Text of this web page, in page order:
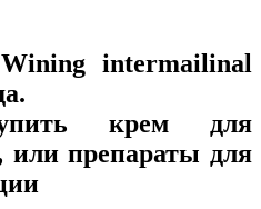
intermailinal
крем для
или препараты для